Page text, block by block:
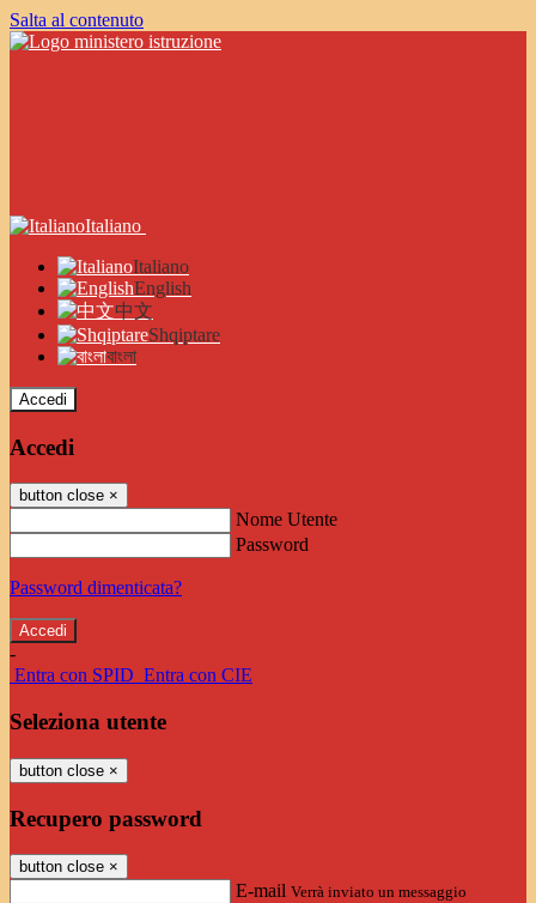
Salta al contenuto
Italiano
Italiano
English
中文
Shqiptare
বাংলা
Accedi
Accedi
button close ×
Nome Utente
Password
Password dimenticata?
-
Entra con SPID Entra con CIE
Seleziona utente
button close ×
Recupero password
button close ×
E-mail Verrà inviato un messaggio